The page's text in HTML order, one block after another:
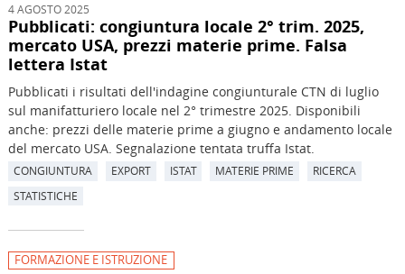
4 AGOSTO 2025
Pubblicati: congiuntura locale 2° trim. 2025,
mercato USA, prezzi materie prime. Falsa
lettera Istat
Pubblicati i risultati dell'indagine congiunturale CTN di luglio
sul manifatturiero locale nel 2° trimestre 2025. Disponibili
anche: prezzi delle materie prime a giugno e andamento locale
del mercato USA. Segnalazione tentata truffa Istat.
CONGIUNTURA EXPORT ISTAT MATERIE PRIME
RICERCA
STATISTICHE
FORMAZIONE E ISTRUZIONE